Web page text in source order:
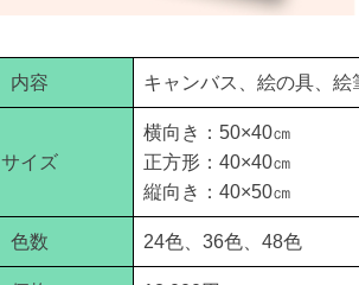
内容 キャンバス、絵の具、絵
サイズ
横向き：50×40㎝
正方形：40×40㎝
縦向き：40×50㎝
色数 24色、36色、48色